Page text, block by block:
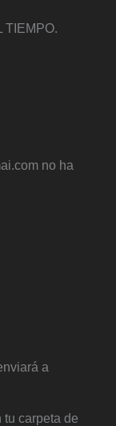
TIEMPO.
no ha
a
carpeta de